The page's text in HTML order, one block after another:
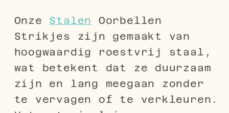
Onze Stalen Oorbellen
Strikjes zijn gemaakt van
hoogwaardig roestvrij staal,
wat betekent dat ze duurzaam
zijn en lang meegaan zonder
te vervagen of te verkleuren.